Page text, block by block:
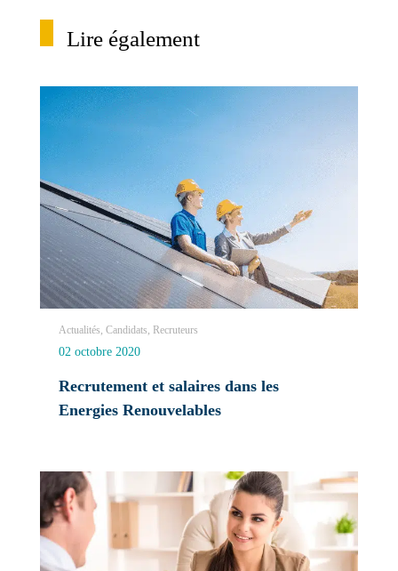
Lire également
Actualités, Candidats, Recruteurs
02 octobre 2020
Recrutement et salaires dans les
Energies Renouvelables